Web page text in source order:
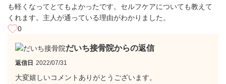
も軽くなってとてもよかったです。セルフケアについても教えて
くれます。主人が通っている理由がわかりました。
0
だいち接骨院からの返信
返信日 2022/07/31
大変嬉しいコメントありがとうございます。